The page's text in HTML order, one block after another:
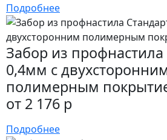
Подробнее
Забор из
0,4мм с
полимерным
от 2 176 р
Подробнее